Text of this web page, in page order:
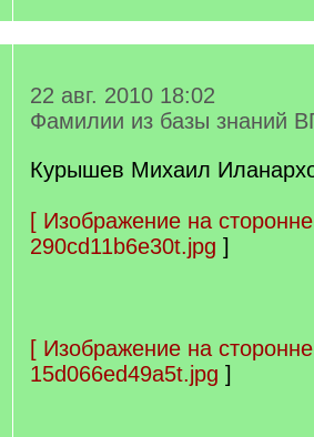
22 авг. 2010 18:02
Фамилии из базы знаний
Курышев Михаил
[ Изображение на
290cd11b6e30t.jpg ]
[ Изображение на
15d066ed49a5t.jpg ]